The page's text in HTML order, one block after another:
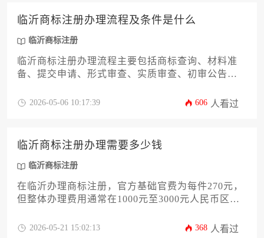
注册指南。
临沂商标注册办理流程及条件是什么
临沂商标注册
临沂商标注册办理流程主要包括商标查询、材料准
备、提交申请、形式审查、实质审查、初审公告、
及申请人主体资格、商标图样合规性、商品或服务
关重要。
2026-05-06 10:17:39 606 人看过
临沂商标注册办理需要多少钱
临沂商标注册
在临沂办理商标注册，官方基础官费为每件270元，
但整体办理费用通常在1000元至3000元人民币区间
类别数量、以及是否涉及复杂的代理服务。本文将
2026-05-21 15:02:13 368 人看过